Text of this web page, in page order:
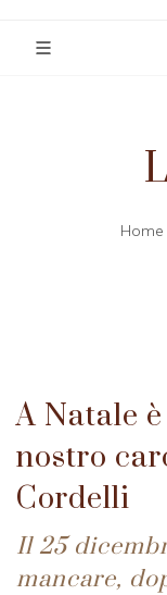
Home
A Natale
nostro
Cordelli
Il 25
mancare,